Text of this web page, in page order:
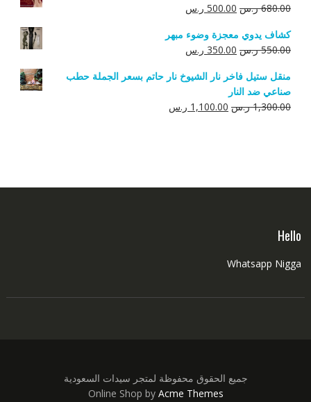
680.00 ر.س السعر
هو:
680.00 ر.س.
500.00 ر.سالسعر
هو:
500.00 ر.س.
كشاف يدوي معجزة وضوء مبهر
550.00 ر.س السعر
هو:
550.00 ر.س.
350.00 ر.سالسعر
هو:
منقل ستيل فاخر نار الشيوخ نار حاتم بسعر الجملة حطب
صناعي ضد النار
1,300.00 ر.س السعر
1,100.00 ر.سالسعر
Hello
Whatsapp Nigga
جميع الحقوق محفوظة لمتجر سيدات السعودية
Online Shop by Acme Themes